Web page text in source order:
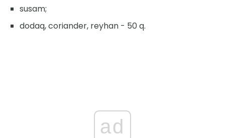
susam;
dodaq, coriander, reyhan - 50 q.
ad